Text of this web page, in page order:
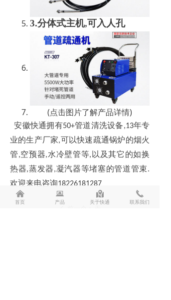
낀
首页
뀵
产品
낕
关于快通
끅
联系我们
3.分体式主机,可入人孔
(点击图片了解产品详情)
安徽快通拥有50+管道清洗设备,13年专
业的生产厂家,可以快速疏通锅炉的烟火
管,空预器,水冷壁管等, 以及其它的如换
热器,蒸发器,凝汽器等堵塞的管道管束.
欢迎来电咨询18226181287